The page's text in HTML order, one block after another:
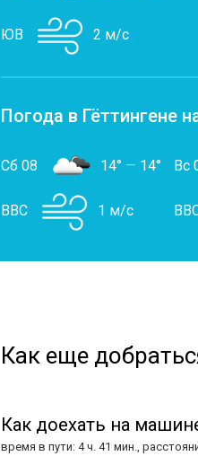
ЮВ 2 м/с
Погода в Гёттингене
Сб 08 14° — 14°
ВВС 1 м/с
Вс
Как еще
Как доехать на
время в пути: 4 ч. 41 мин.,